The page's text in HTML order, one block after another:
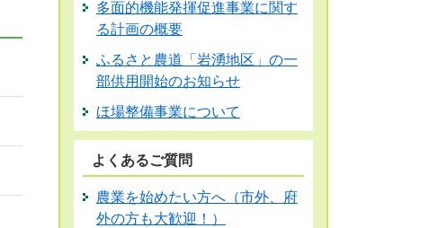
多面的機能発揮促進事業に関す
る計画の概要
ふるさと農道「岩湧地区」の一
部供用開始のお知らせ
ほ場整備事業について
よくあるご質問
農業を始めたい方へ（市外、府
外の方も大歓迎！）